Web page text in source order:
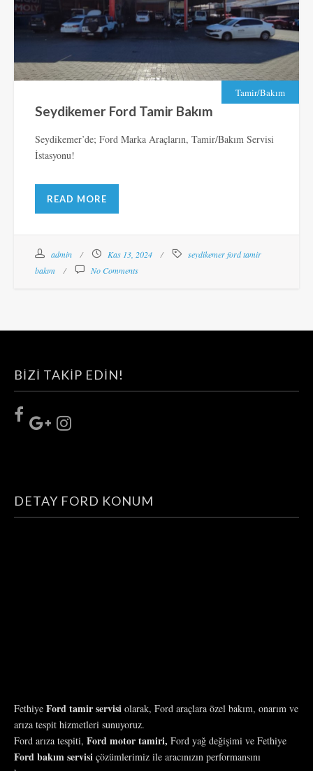
Tamir/Bakım
Seydikemer Ford Tamir Bakım
Seydikemer’de; Ford Marka Araçların, Tamir/Bakım Servisi
İstasyonu!
READ MORE
admin Kas 13, 2024
seydikemer ford tamir
bakım
No Comments
BIZI TAKIP EDIN!
DETAY FORD KONUM
Fethiye Ford tamir servisi olarak, Ford araçlara özel bakım, onarım ve
arıza tespit hizmetleri sunuyoruz.
Ford arıza tespiti, Ford motor tamiri, Ford yağ değişimi ve Fethiye
Ford bakım servisi çözümlerimiz ile aracınızın performansını